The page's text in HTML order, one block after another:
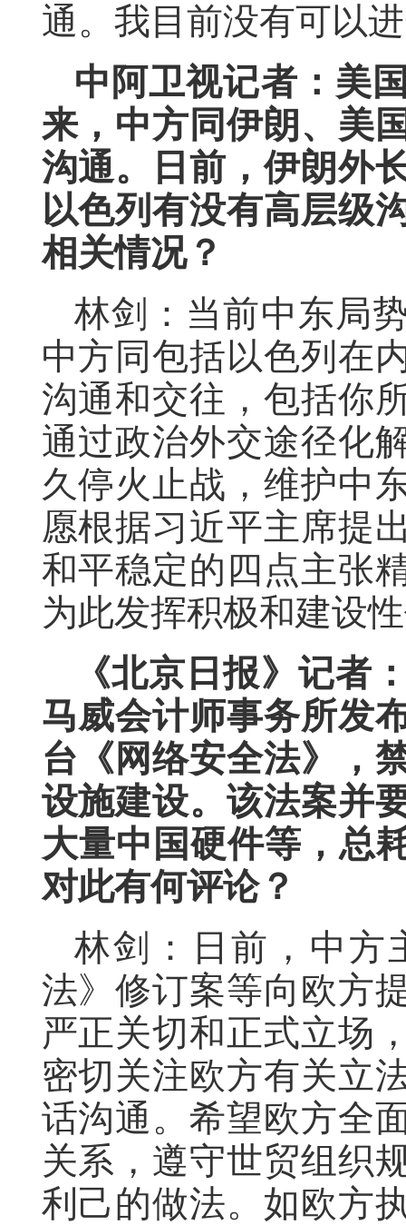
通。我目前没有可以
中阿卫视记者：美
来，中方同伊朗、美
沟通。日前，伊朗外
以色列有没有高层级
相关情况？
林剑：当前中东局
中方同包括以色列在
沟通和交往，包括你
通过政治外交途径化
久停火止战，维护中
愿根据习近平主席提
和平稳定的四点主张
为此发挥积极和建设
《北京日报》记者
马威会计师事务所发
台《网络安全法》，
设施建设。该法案并
大量中国硬件等，总
对此有何评论？
林剑：日前，中方
法》修订案等向欧方
严正关切和正式立场
密切关注欧方有关立
话沟通。希望欧方全
关系，遵守世贸组织
利己的做法。如欧方